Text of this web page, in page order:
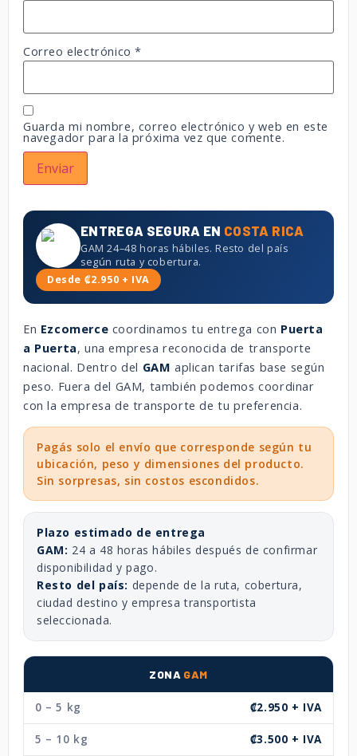
Correo electrónico*
Guarda mi nombre, correo electrónico y web en este
navegador para la próxima vez que comente.
ENTREGA SEGURA EN COSTA RICA
GAM 24–48 horas hábiles. Resto del país
según ruta y cobertura.
Desde ₡2.950 + IVA
En Ezcomerce coordinamos tu entrega con Puerta
a Puerta, una empresa reconocida de transporte
nacional. Dentro del GAM aplican tarifas base según
peso. Fuera del GAM, también podemos coordinar
con la empresa de transporte de tu preferencia.
Pagás solo el envío que corresponde según tu
ubicación, peso y dimensiones del producto.
Sin sorpresas, sin costos escondidos.
Plazo estimado de entrega
GAM: 24 a 48 horas hábiles después de confirmar
disponibilidad y pago.
Resto del país: depende de la ruta, cobertura,
ciudad destino y empresa transportista
seleccionada.
ZONA GAM
0 – 5 kg ₡2.950 + IVA
5 – 10 kg ₡3.500 + IVA